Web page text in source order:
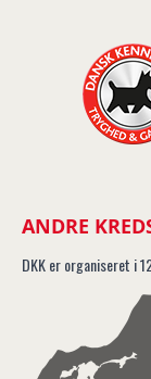
ANDRE
DKK er organiseret i